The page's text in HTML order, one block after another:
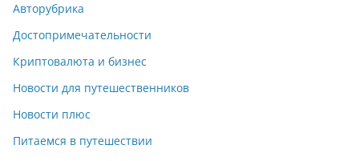
Авторубрика
Достопримечательности
Криптовалюта и бизнес
Новости для путешественников
Новости плюс
Питаемся в путешествии